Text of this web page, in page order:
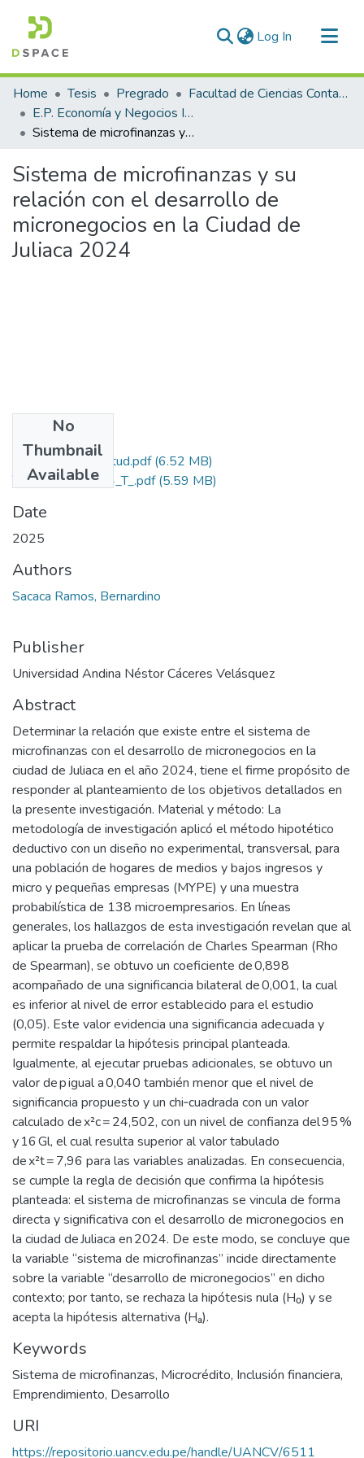
Log In (current)
Communities & Collections
All of DSpace
Statistics
Home Tesis Pregrado
Facultad de Ciencias Contables y Financieras
E.P. Economía y Negocios Internacionales
Sistema de microfinanzas y su relación con el desarrollo de micronegocios en la Ciudad de Juliaca 2024
Sistema de microfinanzas y su
relación con el desarrollo de
micronegocios en la Ciudad de
Juliaca 2024
No
Thumbnail
Available
Grado de Similitud.pdf(6.52 MB)
T036_42389094_T_.pdf(5.59 MB)
Date
2025
Authors
Sacaca Ramos, Bernardino
Publisher
Universidad Andina Néstor Cáceres Velásquez
Abstract
Determinar la relación que existe entre el sistema de
microfinanzas con el desarrollo de micronegocios en la
ciudad de Juliaca en el año 2024, tiene el firme propósito de
responder al planteamiento de los objetivos detallados en
la presente investigación. Material y método: La
metodología de investigación aplicó el método hipotético
deductivo con un diseño no experimental, transversal, para
una población de hogares de medios y bajos ingresos y
micro y pequeñas empresas (MYPE) y una muestra
probabilística de 138 microempresarios. En líneas
generales, los hallazgos de esta investigación revelan que al
aplicar la prueba de correlación de Charles Spearman (Rho
de Spearman), se obtuvo un coeficiente de 0,898
acompañado de una significancia bilateral de 0,001, la cual
es inferior al nivel de error establecido para el estudio
(0,05). Este valor evidencia una significancia adecuada y
permite respaldar la hipótesis principal planteada.
Igualmente, al ejecutar pruebas adicionales, se obtuvo un
valor de p igual a 0,040 también menor que el nivel de
significancia propuesto y un chi‑cuadrada con un valor
calculado de x²c = 24,502, con un nivel de confianza del 95 %
y 16 Gl, el cual resulta superior al valor tabulado
de x²t = 7,96 para las variables analizadas. En consecuencia,
se cumple la regla de decisión que confirma la hipótesis
planteada: el sistema de microfinanzas se vincula de forma
directa y significativa con el desarrollo de micronegocios en
la ciudad de Juliaca en 2024. De este modo, se concluye que
la variable “sistema de microfinanzas” incide directamente
sobre la variable “desarrollo de micronegocios” en dicho
contexto; por tanto, se rechaza la hipótesis nula (H₀) y se
acepta la hipótesis alternativa (Hₐ).
Keywords
Sistema de microfinanzas, Microcrédito, Inclusión financiera,
Emprendimiento, Desarrollo
URI
https://repositorio.uancv.edu.pe/handle/UANCV/6511